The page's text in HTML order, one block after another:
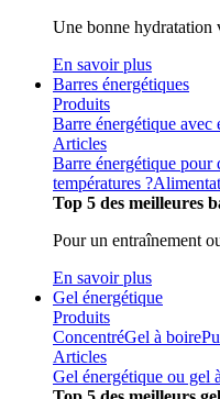
Une bonne hydratation
En savoir plus
Barres énergétiques
Produits
Barre énergétique avec
Articles
Barre énergétique pour
températures ?
Top 5 des meilleures
Pour un entraînement
En savoir plus
Gel énergétique
Produits
ConcentréGel à boire
Articles
Gel énergétique ou gel